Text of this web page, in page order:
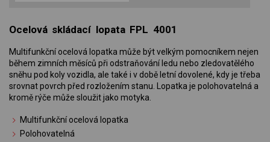
Ocelová skládací lopata FPL 4001
Multifunkční ocelová lopatka může být velkým pomocníkem nejen
během zimních měsíců při odstraňování ledu nebo zledovatělého
sněhu pod koly vozidla, ale také i v době letní dovolené, kdy je třeba
srovnat povrch před rozložením stanu. Lopatka je polohovatelná a
kromě rýče může sloužit jako motyka.
Multifunkční ocelová lopatka
Polohovatelná